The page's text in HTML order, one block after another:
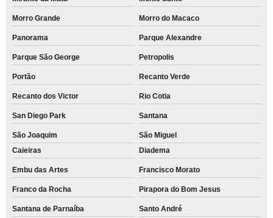
Morro Grande Morro do Macaco
Panorama Parque Alexandre
Parque São George Petropolis
Portão Recanto Verde
Recanto dos Victor Rio Cotia
San Diego Park Santana
São Joaquim
São Miguel
Caieiras
Diadema
Embu das Artes Francisco Morato
Franco da Rocha Pirapora do Bom Jesus
Santana de Parnaíba Santo André